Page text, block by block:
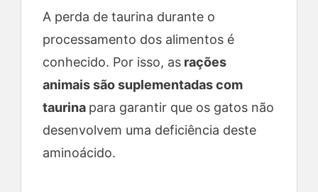
A perda de taurina durante o
processamento dos alimentos é
conhecido. Por isso, as rações
animais são suplementadas com
taurina para garantir que os gatos não
desenvolvem uma deficiência deste
aminoácido.